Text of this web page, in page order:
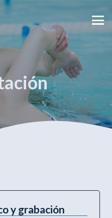
y grabación